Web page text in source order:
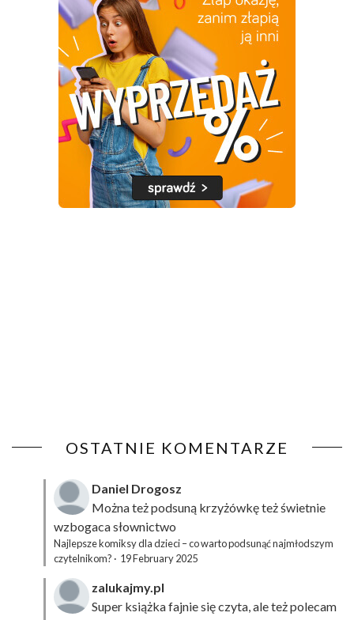
OSTATNIE KOMENTARZE
Daniel Drogosz
Można też podsuną krzyżówkęteż świetnie
wzbogaca słownictwo
Najlepsze komiksy dla dzieci – co warto podsunąć najmłodszym
czytelnikom? · 19 February 2025
zalukajmy.pl
Super książka fajnie się czyta, ale też polecam